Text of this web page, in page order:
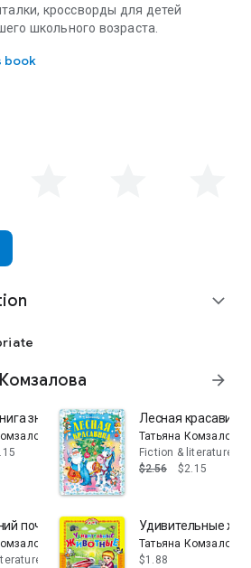
кроссворды для детей
школьного возраста.
book
expand_more
arrow_forward
знаний Лесная
Татьяна Комзалова
Fiction & literature
$2.56
$2.15
почтальон Удивительные
Татьяна Комзалова
$1.88